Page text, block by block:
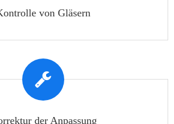
von Gläsern
der Anpassung